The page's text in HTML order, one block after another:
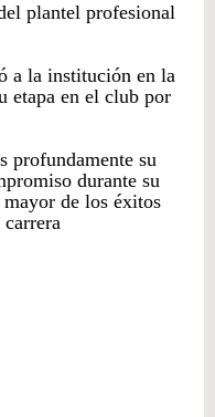
plantel profesional
a la institución en la
etapa en el club por
profundamente su
durante su
de los éxitos